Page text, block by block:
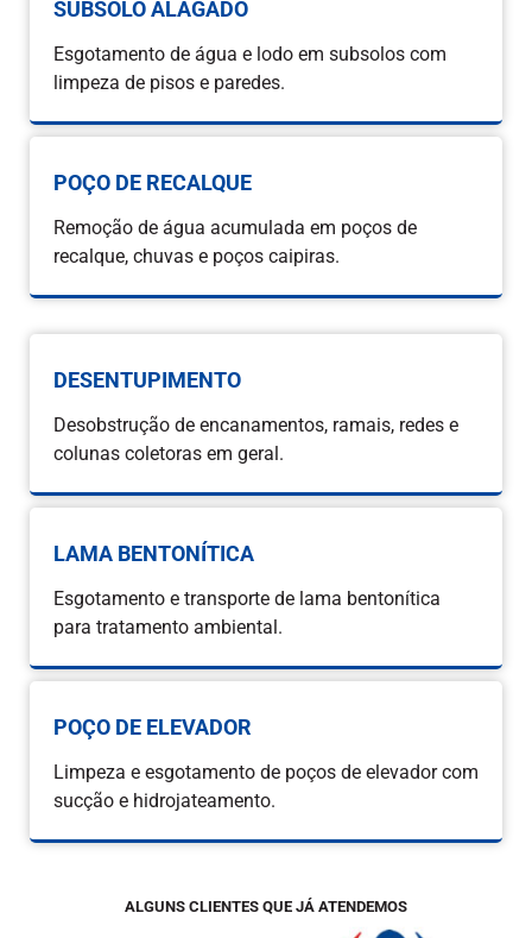
SUBSOLO ALAGADO
Esgotamento de água e lodo em subsolos com
limpeza de pisos e paredes.
POÇO DE RECALQUE
Remoção de água acumulada em poços de
recalque, chuvas e poços caipiras.
DESENTUPIMENTO
Desobstrução de encanamentos, ramais, redes e
colunas coletoras em geral.
LAMA BENTONÍTICA
Esgotamento e transporte de lama bentonítica
para tratamento ambiental.
POÇO DE ELEVADOR
Limpeza e esgotamento de poços de elevador com
sucção e hidrojateamento.
ALGUNS CLIENTES QUE JÁ ATENDEMOS